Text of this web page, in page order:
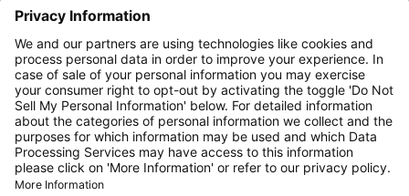
været tilgængelige inden for de seneste 24 timer og er
muligvis ikke længere gældende. De priser, der vises
forEconomy Class , er som regel Economy Zero,
som er vores mest restriktive tarif. Der kan forekomme
ekstra gebyrer forindchecket bagageeller andre
valgfrie tjenester. DeAlmindelige forretnings- og
befordringsbetingelsergælder.